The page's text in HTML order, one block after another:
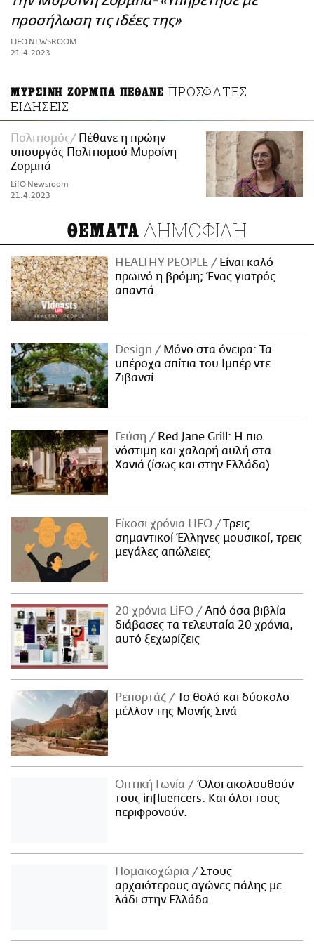
ΑΜΠΑ
PRINT
προσήλωση τις ιδέες της»
LIFO NEWSROOM
21.4.2023
ΜΥΡΣΙΝΗ ΖΟΡΜΠΑ ΠΕΘΑΝΕ ΠΡΟΣΦΑΤΕΣ
ΕΙΔΗΣΕΙΣ
Πολιτισμός
Πέθανε η πρώην
υπουργός Πολιτισμού Μυρσίνη
Ζορμπά
LifO Newsroom
21.4.2023
ΘΕΜΑΤΑ ΔΗΜΟΦΙΛΗ
HEALTHY PEOPLE
Είναι καλό
πρωινό η βρόμη; Ένας γιατρός
απαντά
Design
Μόνο στα όνειρα: Τα
υπέροχα σπίτια του Ιμπέρ ντε
Ζιβανσί
Γεύση
Red Jane Grill: Η πιο
νόστιμη και χαλαρή αυλή στα
Χανιά (ίσως και στην Ελλάδα)
Είκοσι χρόνια LIFO
Tρεις
σημαντικοί Έλληνες μουσικοί, τρεις
μεγάλες απώλειες
20 χρόνια LiFO
Από όσα βιβλία
διάβασες τα τελευταία 20 χρόνια,
αυτό ξεχωρίζεις
Ρεπορτάζ
Το θολό και δύσκολο
μέλλον της Μονής Σινά
Οπτική Γωνία
Όλοι ακολουθούν
τους influencers. Και όλοι τους
περιφρονούν.
Πομακοχώρια
Στους
αρχαιότερους αγώνες πάλης με
λάδι στην Ελλάδα